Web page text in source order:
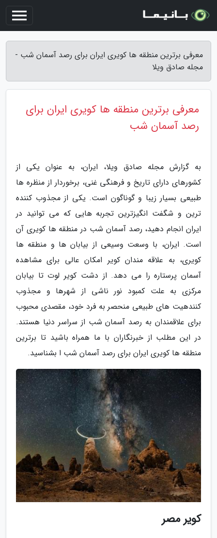
معرفی برترین منطقه ها کویری ایران برای رصد آسمان شب -
مجله صادق ویلا
معرفی برترین منطقه ها کویری ایران برای
رصد آسمان شب
به گزارش مجله صادق ویلا، ایران، به عنوان یکی از
کشورهای دارای تاریخ و فرهنگی غنی، برخوردار از منظره ها
طبیعی بسیار زیبا و گوناگون است. یکی از مجذوب کننده
ترین و شگفت انگیزترین تجربه هایی که می توانید در
ایران انجام دهید، رصد آسمان شب در منطقه ها کویری آن
است. ایران، با وسعت وسیعی از بیابان ها و منطقه ها
کویری، به علاقه مندان کویر امکان عالی برای مشاهده
آسمان پرستاره را می دهد. از دشت کویر لوت تا بیابان
مرکزی به علت کمبود نور ناشی از شهرها و مجذوب
کنندهیت های طبیعی منحصر به فرد خود، مقصدی محبوب
برای علاقمندان به رصد آسمان شب از سراسر دنیا هستند.
در این مطلب از خبرنگاران با ما همراه باشید تا برترین
منطقه ها کویری ایران برای رصد آسمان شب ا بشناسید.
کویر مصر